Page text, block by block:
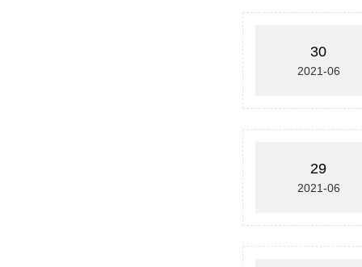
30
2021-06
29
2021-06